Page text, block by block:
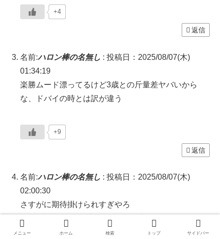
+4
返信
名前:ハロン棒の名無し : 投稿日：2025/08/07(木)
01:34:19
楽勝ムード漂ってるけど3歳との斤量差ヤバいから
な、ドバイの時とは訳が違う
+9
返信
名前:ハロン棒の名無し : 投稿日：2025/08/07(木)
02:00:30
さすがに期待掛けられすぎやろ
ドラクロワやオンブズマンが人気上ってことは、それ
だけ実力が上・有利と見られてるってことやし、曲が
メニュー ホーム 検索 トップ サイドバー